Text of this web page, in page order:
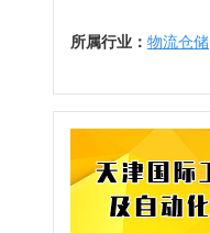
所属行业： 物流仓储